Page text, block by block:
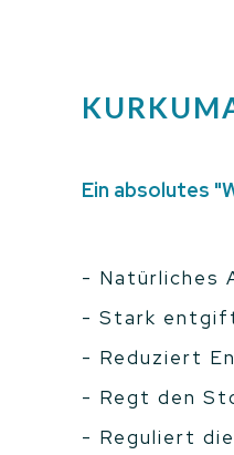
Ein absolutes
- Natürliches
- Stark
- Reduziert
- Regt den
- Reguliert